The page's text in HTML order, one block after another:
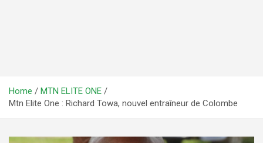
Home
MTN ELITE ONE
Mtn Elite One : Richard Towa, nouvel entraîneur de Colombe